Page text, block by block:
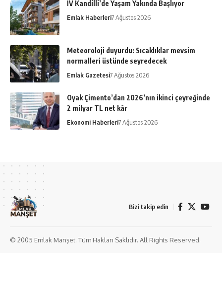
İV Kandilli’de Yaşam Yakında Başlıyor
Emlak Haberleri7 Ağustos 2026
Meteoroloji duyurdu: Sıcaklıklar mevsim
normalleri üstünde seyredecek
Emlak Gazetesi7 Ağustos 2026
Oyak Çimento’dan 2026’nın ikinci çeyreğinde
2 milyar TL net kâr
Ekonomi Haberleri7 Ağustos 2026
Bizi takip edin
© 2005 Emlak Manşet. Tüm Hakları Saklıdır. All Rights Reserved.